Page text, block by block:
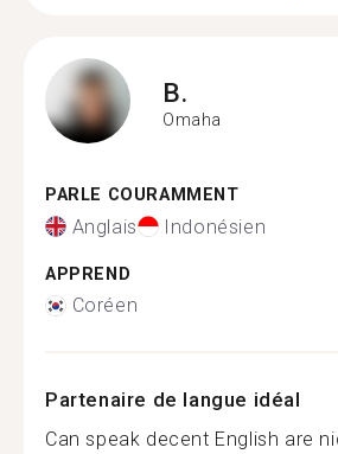
B.
Omaha
PARLE COURAMMENT
Anglais Indonésien
APPREND
Coréen
Partenaire de langue idéal
Can speak decent English are